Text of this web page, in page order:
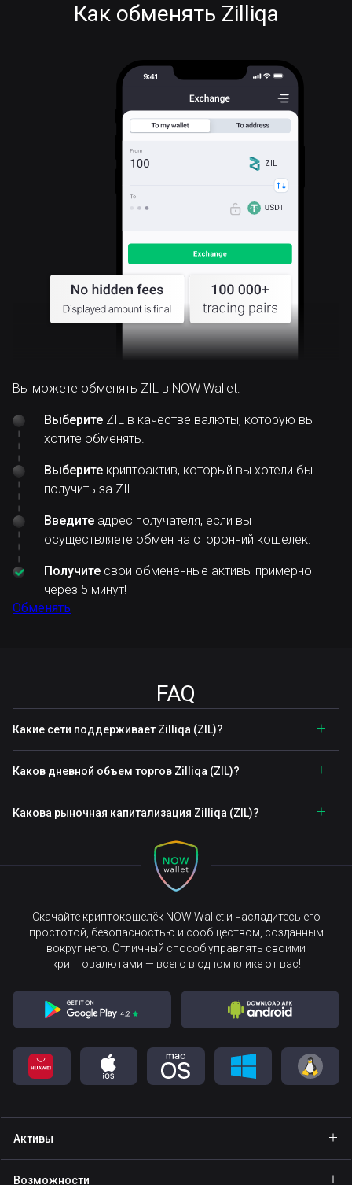
Как обменять Zilliqa
ZIL
Вы можете обменять ZIL в NOW Wallet:
Выберите ZIL в качестве валюты, которую вы
хотите обменять.
Выберите криптоактив, который вы хотели бы
получить за ZIL.
Введите адрес получателя, если вы
осуществляете обмен на сторонний кошелек.
Получите свои обмененные активы примерно
через 5 минут!
Обменять
FAQ
Какие сети поддерживает Zilliqa (ZIL)?
Каков дневной объем торгов Zilliqa (ZIL)?
Какова рыночная капитализация Zilliqa (ZIL)?
Скачайте криптокошелёк NOW Wallet и насладитесь его
простотой, безопасностью и сообществом, созданным
вокруг него. Отличный способ управлять своими
криптовалютами — всего в одном клике от вас!
Активы
Возможности